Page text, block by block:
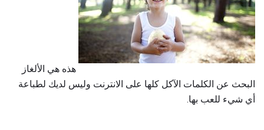
هذه هي الألغاز
البحث عن الكلمات الآكل كلها على الانترنت وليس لديك لطباعة
أي شيء للعب بها.